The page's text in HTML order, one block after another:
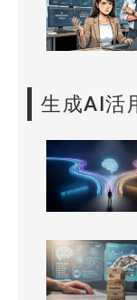
生成AI活